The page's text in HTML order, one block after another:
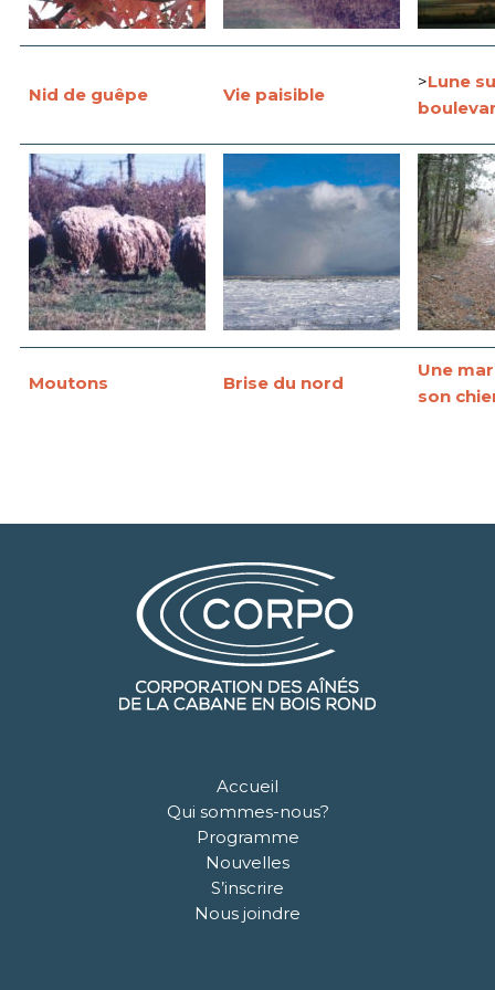
Nid de guêpe Vie paisible
>Lune
Moutons Brise du nord
Une
son
Accueil
Qui sommes-nous?
Programme
Nouvelles
S’inscrire
Nous joindre